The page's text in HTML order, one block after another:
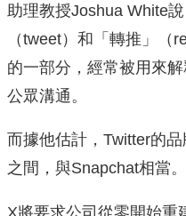
助理教授Joshua White
（tweet）和「轉推」（
的一部分，經常被用來
公眾溝通。
而據他估計，Twitter的
之間，與Snapchat相當。
X將要求公司從零開始重